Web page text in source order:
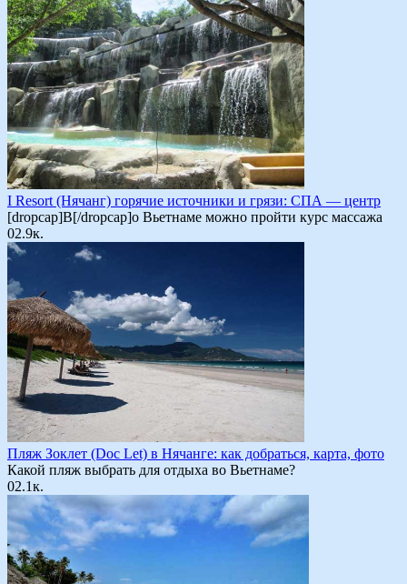
I Resort (Нячанг) горячие источники и грязи: СПА — центр
[dropcap]В[/dropcap]о Вьетнаме можно пройти курс массажа
02.9к.
Пляж Зоклет (Doc Let) в Нячанге: как добраться, карта, фото
Какой пляж выбрать для отдыха во Вьетнаме?
02.1к.